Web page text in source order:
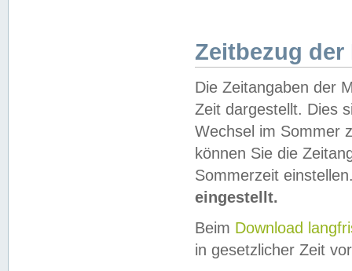
Zeitbezug der
Die Zeitangaben der
Zeit dargestellt. Dies
Wechsel im Sommer
können Sie die
Sommerzeit
eingestellt.
Beim Download
in gesetzlicher Zeit